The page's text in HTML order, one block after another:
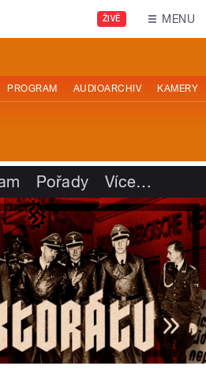
ŽIVĚ MENU
PROGRAM AUDIOARCHIV KAMERY
Pořady Více…